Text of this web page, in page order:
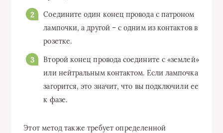
Соедините один конец провода с патроном
лампочки, а другой – с одним из контактов в
розетке.
Второй конец провода соедините с «землей»
или нейтральным контактом. Если лампочка
загорится, это значит, что вы подключили ее
к фазе.
Этот метод также требует определенной